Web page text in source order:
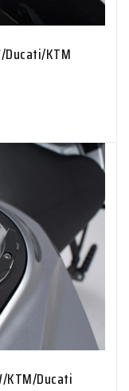
Ducati/KTM
KTM/Ducati